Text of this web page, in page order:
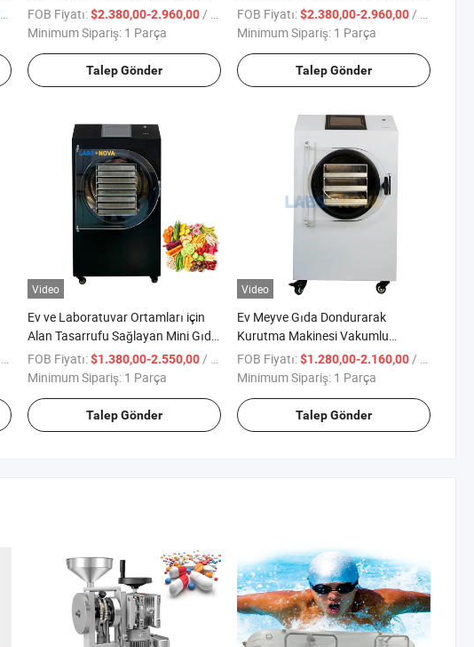
/ ParçaKavurucu
FOB Fiyatı:$2.380,00-2.960,00/ Parça
Minimum Sipariş: 1 Parça
Talep Gönder
Ticari Elektrik Gazlı Tost Makinesi
Kahve Çekirdek Makinesi Satılık
Kahve Kavurucular
FOB Fiyatı:$2.380,00-2.960,00/ Parça
Minimum Sipariş: 1 Parça
Talep Gönder
Video
Ev ve Laboratuvar Ortamları için
Alan Tasarrufu Sağlayan Mini Gıda
Dondurucu
FOB Fiyatı:$1.380,00-2.550,00/ Parça
Minimum Sipariş: 1 Parça
Talep Gönder
Video
Ev Meyve Gıda Dondurarak
Kurutma Makinesi Vakumlu
Dondurarak Kurutma Makinesi
Endüstriyel Meyve Kurutucu
FOB Fiyatı:$1.280,00-2.160,00/ Parça
Minimum Sipariş: 1 Parça
Talep Gönder